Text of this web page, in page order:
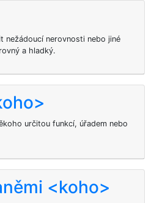
nežádoucí nerovnosti nebo jiné
a hladký.
určitou funkcí, úřadem nebo
<koho>